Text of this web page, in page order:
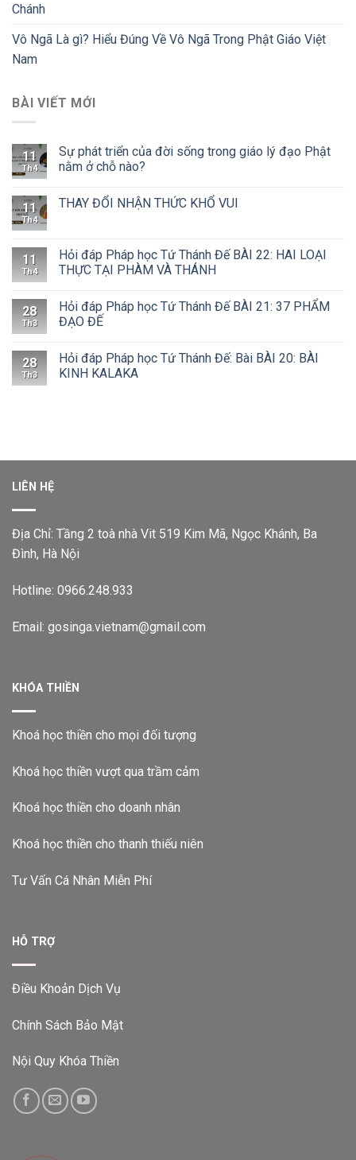
Chánh
Vô Ngã Là gì? Hiểu Đúng Về Vô Ngã Trong Phật Giáo Việt
Nam
BÀI VIẾT MỚI
11
Th4
Sự phát triển của đời sống trong giáo lý đạo Phật
nằm ở chỗ nào?
11
Th4
THAY ĐỔI NHẬN THỨC KHỔ VUI
11
Th4
Hỏi đáp Pháp học Tứ Thánh Đế BÀI 22: HAI LOẠI
THỰC TẠI PHÀM VÀ THÁNH
28
Th3
Hỏi đáp Pháp học Tứ Thánh Đế BÀI 21: 37 PHẨM
ĐẠO ĐẾ
28
Th3
Hỏi đáp Pháp học Tứ Thánh Đế: Bài BÀI 20: BÀI
KINH KALAKA
LIÊN HỆ
Địa Chỉ: Tầng 2 toà nhà Vit 519 Kim Mã, Ngọc Khánh, Ba
Đình, Hà Nội
Hotline: 0966.248.933
Email: gosinga.vietnam@gmail.com
KHÓA THIỀN
Khoá học thiền cho mọi đối tượng
Khoá học thiền vượt qua trầm cảm
Khoá học thiền cho doanh nhân
Khoá học thiền cho thanh thiếu niên
Tư Vấn Cá Nhân Miễn Phí
HỖ TRỢ
Điều Khoản Dịch Vụ
Chính Sách Bảo Mật
Nội Quy Khóa Thiền